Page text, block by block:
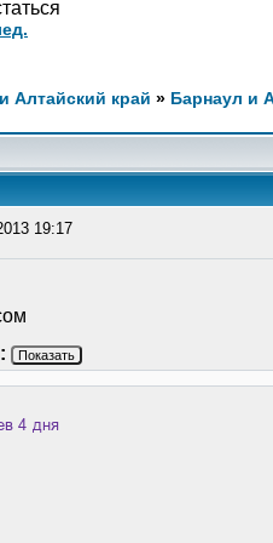
Алтайский край » Барнаул и
19:17
Показать